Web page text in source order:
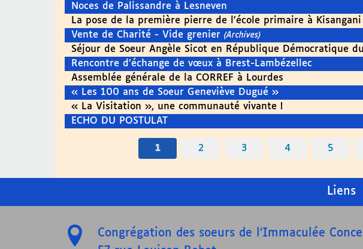
Noces de Palissandre à Lesneven
La pose de la première pierre de l’école primaire à Kisangani
Vente de Charité - Vide grenier(Archives)
Séjour de Soeur Angèle Sicot en République Démocratique
Rencontre d’échange de vœux à Brest-Lambézellec
Assemblée générale de la CORREF à Lourdes
« Les 100 ans de Soeur Geneviève Dugué »
« La Visitation », une communauté vivante !
ECHO DU POSTULAT
1 2 3 4 5
Liens
Congrégation des soeurs de l’Immaculée